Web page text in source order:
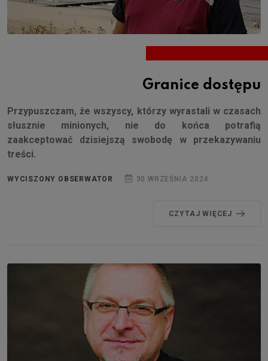
Granice dostępu
Przypuszczam, że wszyscy, którzy wyrastali w czasach
słusznie minionych, nie do końca potrafią
zaakceptować dzisiejszą swobodę w przekazywaniu
treści.
WYCISZONY OBSERWATOR 30 WRZEŚNIA 2024
CZYTAJ WIĘCEJ